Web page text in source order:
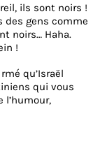
ils sont noirs !
des gens comme
noirs… Haha.
!
qu’Israël
qui vous
l’humour,